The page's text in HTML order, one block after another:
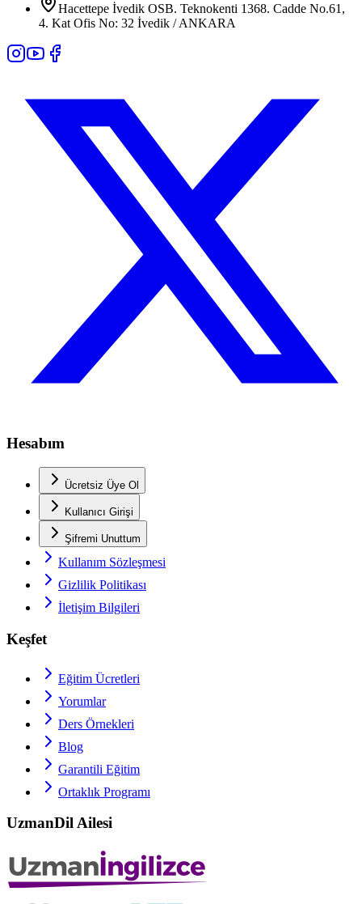
Hacettepe İvedik OSB. Teknokenti 1368. Cadde No.61,
4. Kat Ofis No: 32 İvedik / ANKARA
Hesabım
Ücretsiz Üye Ol
Kullanıcı Girişi
Şifremi Unuttum
Kullanım Sözleşmesi
Gizlilik Politikası
İletişim Bilgileri
Keşfet
Eğitim Ücretleri
Yorumlar
Ders Örnekleri
Blog
Garantili Eğitim
Ortaklık Programı
UzmanDil Ailesi